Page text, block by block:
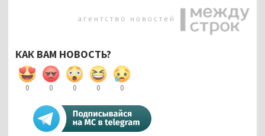
КАК ВАМ НОВОСТЬ?
0 0 0 0 0